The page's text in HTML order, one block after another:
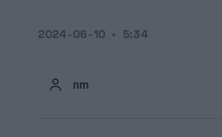
nm
2024-06-10 5:34